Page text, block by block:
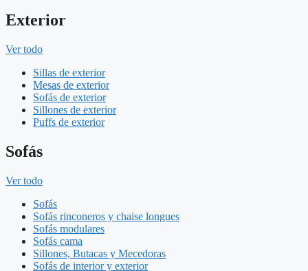
Exterior
Ver todo
Sillas de exterior
Mesas de exterior
Sofás de exterior
Sillones de exterior
Puffs de exterior
Sofás
Ver todo
Sofás
Sofás rinconeros y chaise longues
Sofás modulares
Sofás cama
Sillones, Butacas y Mecedoras
Sofás de interior y exterior